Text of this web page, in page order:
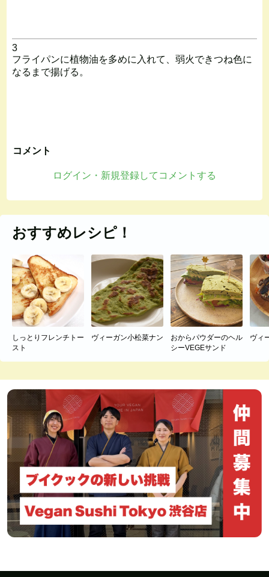
3
フライパンに植物油を多めに入れて、弱火できつね色に
なるまで揚げる。
コメント
ログイン・新規登録してコメントする
おすすめレシピ！
しっとりフレンチトー
スト
ヴィーガン小松菜ナン
おからパウダーのヘル
シーVEGEサンド
ヴィ